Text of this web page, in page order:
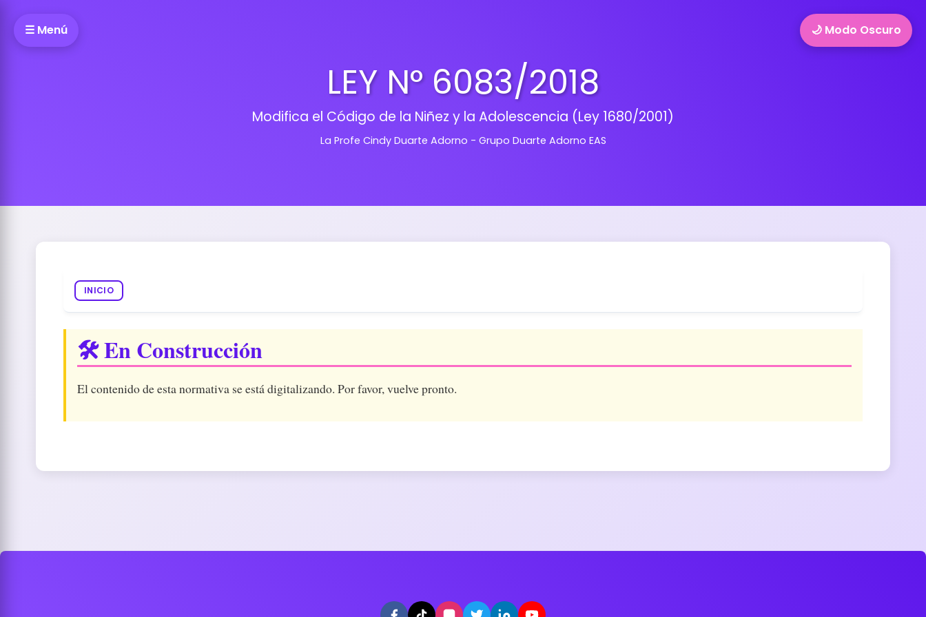
☰ Menú 🌙 Modo Oscuro
LEY N° 6083/2018
Modifica el Código de la Niñez y la Adolescencia (Ley 1680/2001)
La Profe Cindy Duarte Adorno - Grupo Duarte Adorno EAS
INICIO
🛠️ En Construcción
El contenido de esta normativa se está digitalizando. Por favor, vuelve pronto.